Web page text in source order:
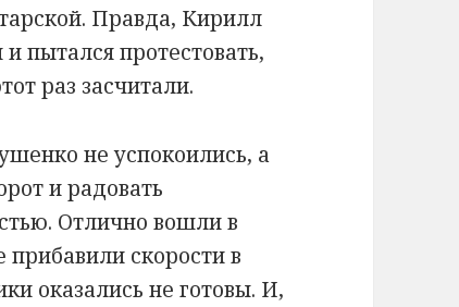
Правда, Кирилл
пытался протестовать,
раз засчитали.
не успокоились, а
и радовать
Отлично вошли в
скорости в
оказались не готовы. И,